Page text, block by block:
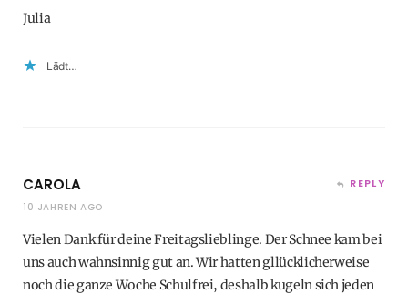
Julia
Lädt…
CAROLA
10 JAHREN AGO
REPLY
Vielen Dank für deine Freitagslieblinge. Der Schnee kam bei
uns auch wahnsinnig gut an. Wir hatten gllücklicherweise
noch die ganze Woche Schulfrei, deshalb kugeln sich jeden